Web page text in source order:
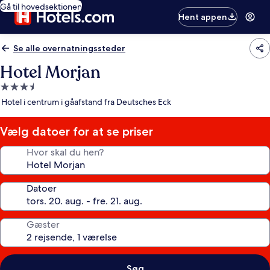
Gå til hovedsektionen
Hent appen
Se alle overnatningssteder
Hotel Morjan
3.5-
stjernet
Hotel i centrum i gåafstand fra Deutsches Eck
Vælg datoer for at se priser
Hvor skal du hen?
Datoer
Gæster